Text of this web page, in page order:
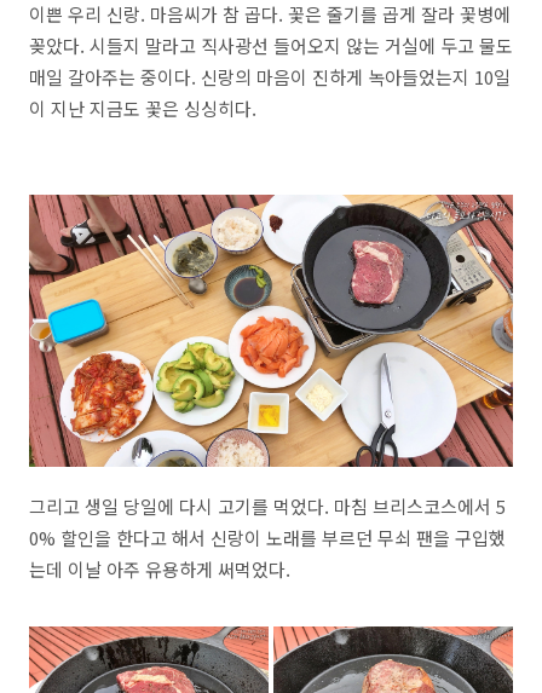
이쁜 우리 신랑. 마음씨가 참 곱다. 꽃은 줄기를 곱게 잘라 꽃병에
꽂았다. 시들지 말라고 직사광선 들어오지 않는 거실에 두고 물도
매일 갈아주는 중이다. 신랑의 마음이 진하게 녹아들었는지 10일
이 지난 지금도 꽃은 싱싱히다.
그리고 생일 당일에 다시 고기를 먹었다. 마침 브리스코스에서 5
0% 할인을 한다고 해서 신랑이 노래를 부르던 무쇠 팬을 구입했
는데 이날 아주 유용하게 써먹었다.